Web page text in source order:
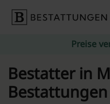
Preise
Bestatter in